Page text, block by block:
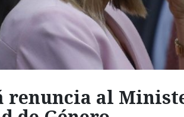
renuncia al